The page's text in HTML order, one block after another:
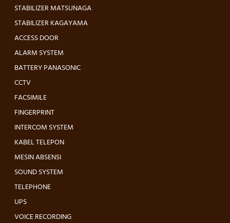
STABILIZER MATSUNAGA
STABILIZER KAGAYAMA
ACCESS DOOR
ALARM SYSTEM
BATTERY PANASONIC
CCTV
FACSIMILE
FINGERPRINT
INTERCOM SYSTEM
KABEL TELEPON
MESIN ABSENSI
SOUND SYSTEM
TELEPHONE
UPS
VOICE RECORDING